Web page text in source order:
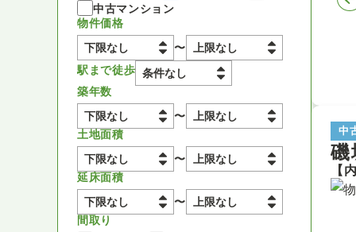
中古マンション
物件価格
〜
駅まで徒歩
築年数
〜
土地面積
〜
延床面積
〜
間取り
中